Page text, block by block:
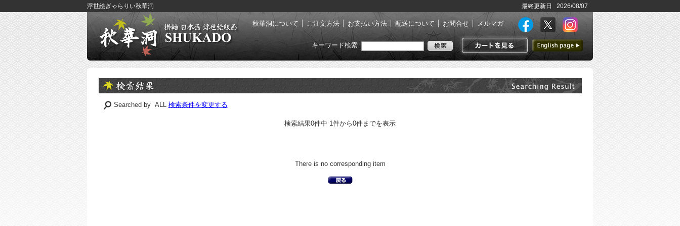
浮世絵ぎゃらりい秋華洞 最終更新日 2026/08/07
秋華洞について ご注文方法 お支払い方法 配送について お問合せ メルマガ
カートを見る
英語ページへ
キーワード検索
Searched by ALL 検索条件を変更する
検索結果0件中 1件から0件までを表示
There is no corresponding item